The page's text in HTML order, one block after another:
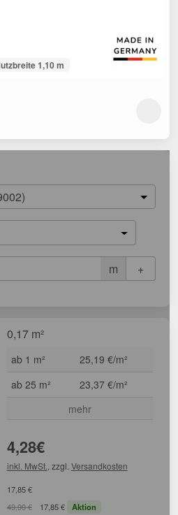
1,10 m
m +
0,17 m²
ab 1 m²
25,19 €/m²
ab 25 m²
23,37 €/m²
mehr
4,28€
inkl. MwSt. , zzgl. Versandkosten
17,85 €
49,99 € 17,85 € Aktion